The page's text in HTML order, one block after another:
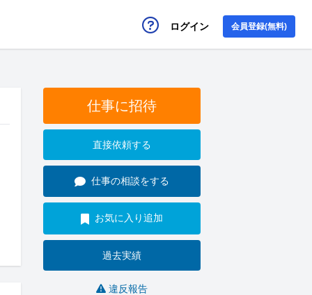
ログイン 会員登録(無料)
仕事に招待
直接依頼する
仕事の相談をする
お気に入り追加
過去実績
違反報告